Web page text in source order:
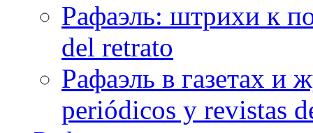
Рафаэль: штрихи к
del retrato
Рафаэль в газетах и
periódicos y revistas